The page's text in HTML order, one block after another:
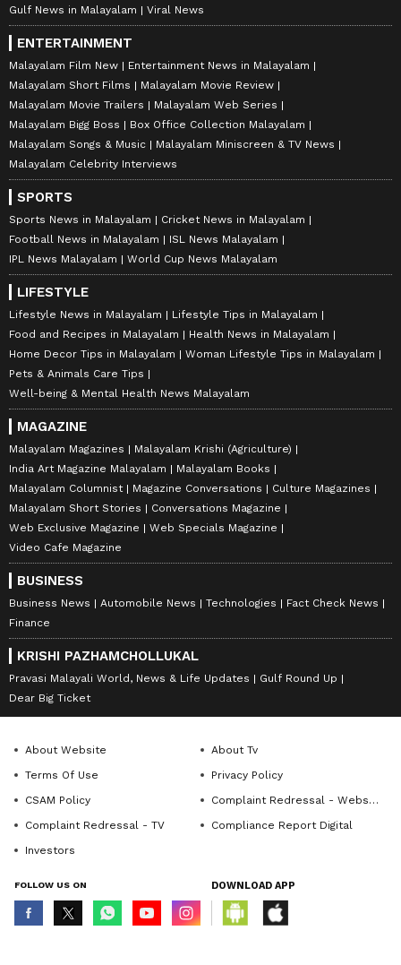
Gulf News in Malayalam
Viral News
ENTERTAINMENT
Malayalam Film New
Entertainment News in Malayalam
Malayalam Short Films
Malayalam Movie Review
Malayalam Movie Trailers
Malayalam Web Series
Malayalam Bigg Boss
Box Office Collection Malayalam
Malayalam Songs & Music
Malayalam Miniscreen & TV News
Malayalam Celebrity Interviews
SPORTS
Sports News in Malayalam
Cricket News in Malayalam
Football News in Malayalam
ISL News Malayalam
IPL News Malayalam
World Cup News Malayalam
LIFESTYLE
Lifestyle News in Malayalam
Lifestyle Tips in Malayalam
Food and Recipes in Malayalam
Health News in Malayalam
Home Decor Tips in Malayalam
Woman Lifestyle Tips in Malayalam
Pets & Animals Care Tips
Well-being & Mental Health News Malayalam
MAGAZINE
Malayalam Magazines
Malayalam Krishi (Agriculture)
India Art Magazine Malayalam
Malayalam Books
Malayalam Columnist
Magazine Conversations
Culture Magazines
Malayalam Short Stories
Conversations Magazine
Web Exclusive Magazine
Web Specials Magazine
Video Cafe Magazine
BUSINESS
Business News Automobile News Technologies
Fact Check News
Finance
KRISHI PAZHAMCHOLLUKAL
Pravasi Malayali World, News & Life Updates
Gulf Round Up
Dear Big Ticket
About Website
About Tv
Terms Of Use
Privacy Policy
CSAM Policy
Complaint Redressal - Website
Complaint Redressal - TV
Compliance Report Digital
Investors
FOLLOW US ON DOWNLOAD APP